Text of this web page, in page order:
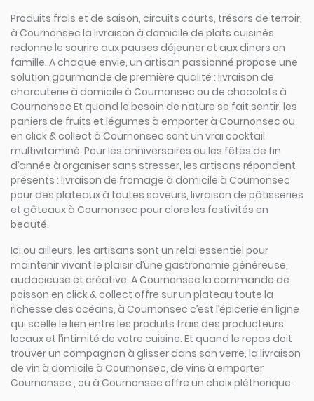
Produits frais et de saison, circuits courts, trésors de terroir,
à Cournonsec la livraison à domicile de plats cuisinés
redonne le sourire aux pauses déjeuner et aux diners en
famille. A chaque envie, un artisan passionné propose une
solution gourmande de première qualité : livraison de
charcuterie à domicile à Cournonsec ou de chocolats à
Cournonsec Et quand le besoin de nature se fait sentir, les
paniers de fruits et légumes à emporter à Cournonsec ou
en click & collect à Cournonsec sont un vrai cocktail
multivitaminé. Pour les anniversaires ou les fêtes de fin
d’année à organiser sans stresser, les artisans répondent
présents : livraison de fromage à domicile à Cournonsec
pour des plateaux à toutes saveurs, livraison de pâtisseries
et gâteaux à Cournonsec pour clore les festivités en
beauté.
Ici ou ailleurs, les artisans sont un relai essentiel pour
maintenir vivant le plaisir d’une gastronomie généreuse,
audacieuse et créative. A Cournonsec la commande de
poisson en click & collect offre sur un plateau toute la
richesse des océans, à Cournonsec c’est l’épicerie en ligne
qui scelle le lien entre les produits frais des producteurs
locaux et l’intimité de votre cuisine. Et quand le repas doit
trouver un compagnon à glisser dans son verre, la livraison
de vin à domicile à Cournonsec, de vins à emporter
Cournonsec , ou à Cournonsec offre un choix pléthorique.